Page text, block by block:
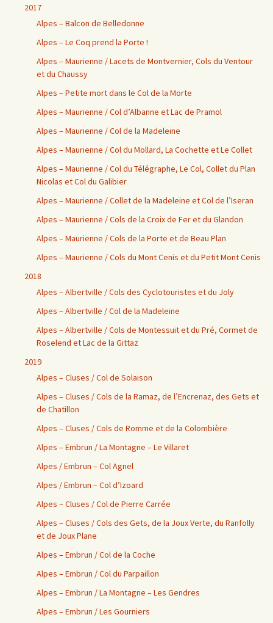
2017
Alpes – Balcon de Belledonne
Alpes – Le Coq prend la Porte !
Alpes – Maurienne / Lacets de Montvernier, Cols du Ventour
et du Chaussy
Alpes – Petite mort dans le Col de la Morte
Alpes – Maurienne / Col d’Albanne et Lac de Pramol
Alpes – Maurienne / Col de la Madeleine
Alpes – Maurienne / Col du Mollard, La Cochette et Le Collet
Alpes – Maurienne / Col du Télégraphe, Le Col, Collet du Plan
Nicolas et Col du Galibier
Alpes – Maurienne / Collet de la Madeleine et Col de l’Iseran
Alpes – Maurienne / Cols de la Croix de Fer et du Glandon
Alpes – Maurienne / Cols de la Porte et de Beau Plan
Alpes – Maurienne / Cols du Mont Cenis et du Petit Mont Cenis
2018
Alpes – Albertville / Cols des Cyclotouristes et du Joly
Alpes – Albertville / Col de la Madeleine
Alpes – Albertville / Cols de Montessuit et du Pré, Cormet de
Roselend et Lac de la Gittaz
2019
Alpes – Cluses / Col de Solaison
Alpes – Cluses / Cols de la Ramaz, de l’Encrenaz, des Gets et
de Chatillon
Alpes – Cluses / Cols de Romme et de la Colombière
Alpes – Embrun / La Montagne – Le Villaret
Alpes / Embrun – Col Agnel
Alpes / Embrun – Col d’Izoard
Alpes – Cluses / Col de Pierre Carrée
Alpes – Cluses / Cols des Gets, de la Joux Verte, du Ranfolly
et de Joux Plane
Alpes – Embrun / Col de la Coche
Alpes – Embrun / Col du Parpaillon
Alpes – Embrun / La Montagne – Les Gendres
Alpes – Embrun / Les Gourniers